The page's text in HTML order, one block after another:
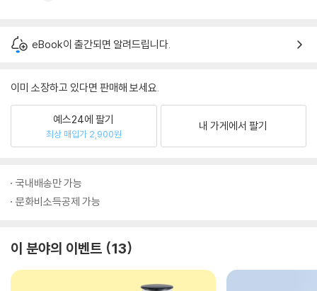
eBook이 출간되면 알려드립니다.
이미 소장하고 있다면 판매해 보세요.
예스24에 팔기
최상 매입가 2,900원
내 가게에서 팔기
국내배송만 가능
문화비소득공제 가능
이 분야의 이벤트 13